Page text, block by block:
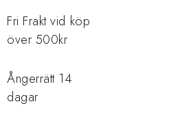
Fri Frakt vid köp
över 500kr
Ångerrätt 14
dagar